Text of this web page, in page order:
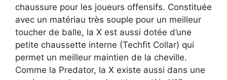
chaussure pour les joueurs offensifs. Constituée
avec un matériau très souple pour un meilleur
toucher de balle, la X est aussi dotée d’une
petite chaussette interne (Techfit Collar) qui
permet un meilleur maintien de la cheville.
Comme la Predator, la X existe aussi dans une